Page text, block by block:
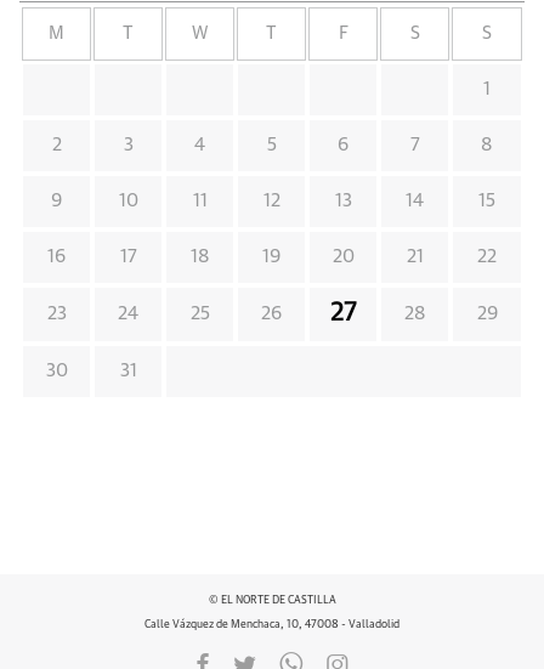
M W F S S
1
2 3 4 5 6 7 8
9 10 11 12 13 14 15
16 17 18 19 20 21 22
23 24 25 26 27 28 29
30 31
© EL NORTE DE CASTILLA
Calle Vázquez de Menchaca, 10, 47008 - Valladolid